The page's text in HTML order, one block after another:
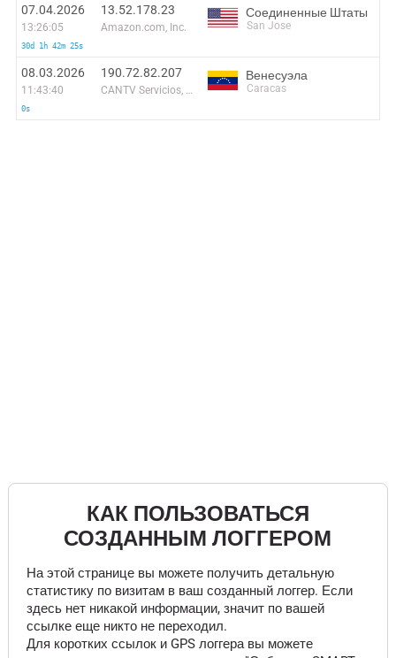
07.04.2026
13:26:05
30d 1h 42m 25s
13.52.178.23
Amazon.com, Inc.
Соединенные Штаты
San Jose
08.03.2026
11:43:40
0s
190.72.82.207
CANTV Servicios, Venezuela
Венесуэла
Caracas
КАК ПОЛЬЗОВАТЬСЯ
СОЗДАННЫМ ЛОГГЕРОМ
На этой странице вы можете получить детальную
статистику по визитам в ваш созданный логгер. Если
здесь нет никакой информации, значит по вашей
ссылке еще никто не переходил.
Для коротких ссылок и GPS логгера вы можете